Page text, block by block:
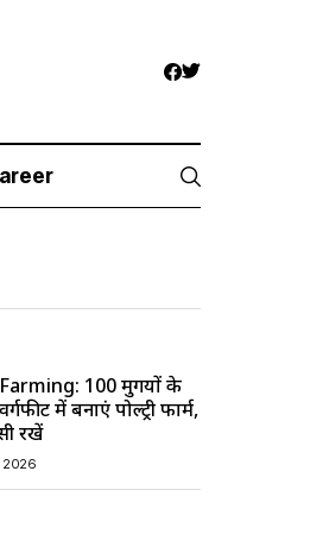
100 मुर्गियों के
में बनाएं पोल्ट्री फार्म,
रखें
2026